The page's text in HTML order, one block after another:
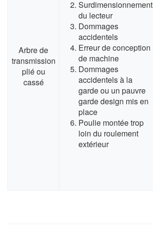
Arbre de
transmission
plié ou
cassé
Surdimensionnement
du lecteur
Dommages
accidentels
Erreur de conception
de machine
Dommages
accidentels à la
garde ou un pauvre
garde design mis en
place
Poulie montée trop
loin du roulement
extérieur